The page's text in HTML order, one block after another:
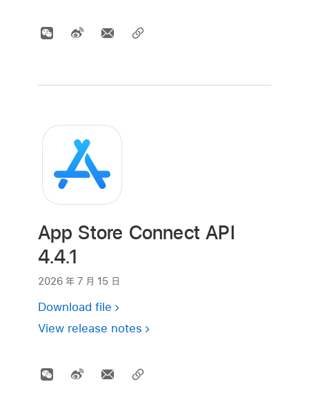
App Store Connect API
4.4.1
2026 年 7 月 15 日
Download file
View release notes